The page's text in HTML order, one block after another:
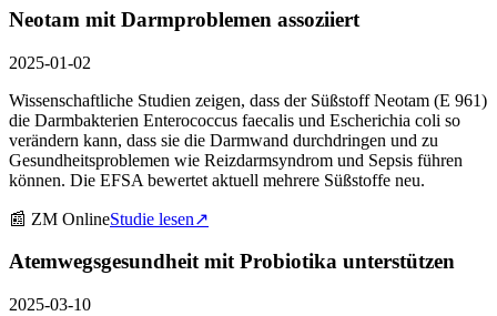
Neotam mit Darmproblemen assoziiert
2025-01-02
Wissenschaftliche Studien zeigen, dass der Süßstoff Neotam (E 961)
die Darmbakterien Enterococcus faecalis und Escherichia coli so
verändern kann, dass sie die Darmwand durchdringen und zu
Gesundheitsproblemen wie Reizdarmsyndrom und Sepsis führen
können. Die EFSA bewertet aktuell mehrere Süßstoffe neu.
📰 ZM OnlineStudie lesen↗
Atemwegsgesundheit mit Probiotika unterstützen
2025-03-10